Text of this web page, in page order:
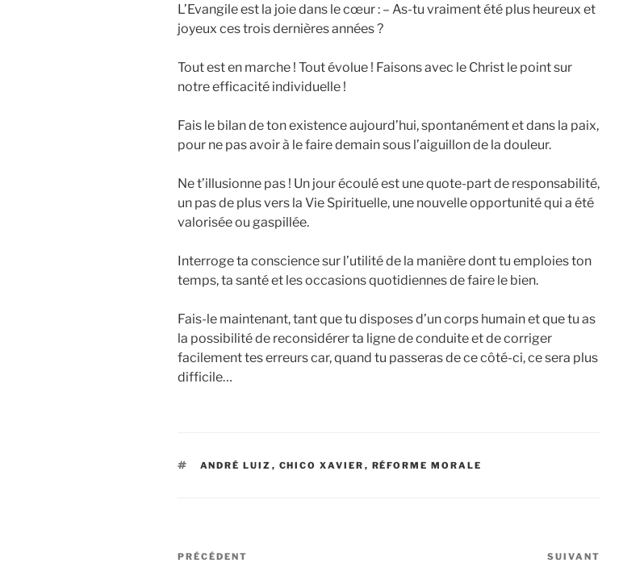
L’Evangile est la joie dans le cœur : – As-tu vraiment été plus heureux et
joyeux ces trois dernières années ?
Tout est en marche ! Tout évolue ! Faisons avec le Christ le point sur
notre efficacité individuelle !
Fais le bilan de ton existence aujourd’hui, spontanément et dans la paix,
pour ne pas avoir à le faire demain sous l’aiguillon de la douleur.
Ne t’illusionne pas ! Un jour écoulé est une quote-part de responsabilité,
un pas de plus vers la Vie Spirituelle, une nouvelle opportunité qui a été
valorisée ou gaspillée.
Interroge ta conscience sur l’utilité de la manière dont tu emploies ton
temps, ta santé et les occasions quotidiennes de faire le bien.
Fais-le maintenant, tant que tu disposes d’un corps humain et que tu as
la possibilité de reconsidérer ta ligne de conduite et de corriger
facilement tes erreurs car, quand tu passeras de ce côté-ci, ce sera plus
difficile…
ÉTIQUETTES
ANDRÉ LUIZ , CHICO XAVIER , RÉFORME MORALE
Navigation
Article
PRÉCÉDENT SUIVANT